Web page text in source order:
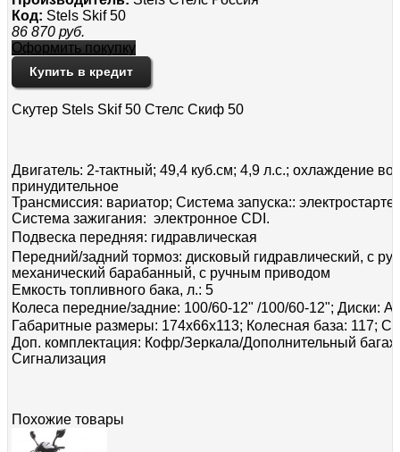
Код: Stels Skif 50
86 870 руб.
Оформить покупку
Купить в кредит
Скутер Stels Skif 50 Стелс Скиф 50
Двигатель: 2-тактный; 49,4 куб.см; 4,9 л.с.; охлаждение
принудительное
Трансмиссия: вариатор; Система запуска::
Система зажигания: электронное CDI.
Подвеска передняя: гидравлическая
Передний/задний тормоз: дисковый гидравлический, с
механический барабанный, с ручным приводом
Емкость топливного бака, л.: 5
Колеса передние/задние: 100/60-12" /100/60-12"; Диски: Al
Габаритные размеры: 174х66х113; Колесная база: 117;
Доп. комплектация: Кофр/Зеркала/Дополнительный
Сигнализация
Похожие товары